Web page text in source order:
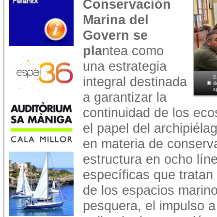
Conservación
Marina del
Govern se
plantea como
una estrategia
integral destinada
a garantizar la
continuidad de los
el papel del
en materia de
estructura en ocho
específicas que
de los espacios
pesquera, el impulso